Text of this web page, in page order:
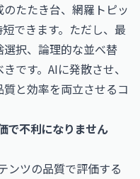
たたき台、網羅トピッ
できます。ただし、最
択、論理的な並べ替
です。AIに発散させ、
と効率を両立させるコ
で不利になりません
ンツの品質で評価する